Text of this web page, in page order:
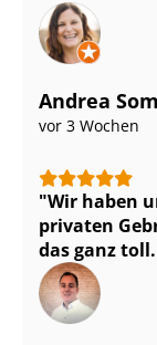
Andrea
vor 3 Wochen
Wir haben
privaten
das ganz toll.